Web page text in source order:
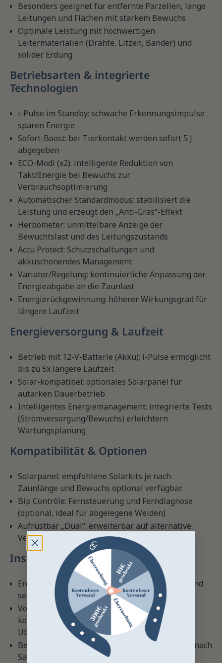
Besonders geeignet für entfernte Parzellen, lange
Leitungen und Flächen mit starkem Bewuchs
Optimale Leistung mit hochwertigen
Leitermaterialien (Drähte, Litzen, Bänder) und
solider Erdung
Betriebsarten & integrierte
Technologien
i-Pulse im Standby: schwache Erkennungsimpulse
sparen Energie
Sofort-Boost: bei Tierkontakt werden sofort 5 J
abgegeben
ECO-Modi (x2): intelligente Reduktion von
Takt/Energie bei Bewuchs zur
Verbrauchsoptimierung
Automatischer Standardmodus: stabilisiert die
Leistung und erzeugt den „Anti-Gras“-Effekt
Herbometer: unmittelbare Anzeige der
Bewuchtslast und des Leitungszustands
Accu Protect: Schutzschaltungen und
akkuschonendes Management
Variator/Regelung: kontinuierliche Anpassung der
Energieabgabe an die Zaunlast
Energierückgewinnung: höherer Wirkungsgrad für
längere Laufzeit
Energieversorgung & Laufzeit
Betrieb mit 12-V-Batterie (Akku); i-Pulse ermöglicht
bis zu 5x längere Laufzeit
Solar-kompatibel: optionales Solarpanel für
autarken Dauerbetrieb
Intelligentes Energiemanagement: integrierte Tests
(Stromversorgung/Bewuchs) erleichtern
Wartungsplanung
Kompatibilität & Optionen
Solarpanel: empfohlene Solarkits je nach
Zaunlänge und Bewuchs optional verfügbar
Bip Contrôle: Fernsteuerung und Ferndiagnose
(optional, ideal für abgelegene Weiden)
Aufrüstbar „Dual“: erweiterbar auf alternative
Versorgungslösungen mit passendem Zubehör
Installation & Sicherheit
Erdung: mehrere verzinkte Erdpfähle mit Abstand
setzen; nach Möglichkeit in feuchten Boden
Verkabelung: hochwertige Leiter und
korrosionsfeste Verbinder verwenden,
Übergangswiderstände minimieren
Bewuchsmanagement: Leitungen freihalten; je nach
Saison ECO-/Standardmodi passend wählen